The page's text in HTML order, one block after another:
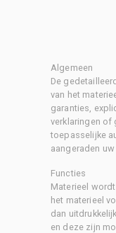
Algemeen
De
van het
garanties,
verklaringen of
toepasselijke
aangeraden
Functies
Materieel
het materieel
dan
en deze zijn